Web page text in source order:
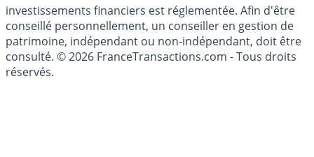
investissements financiers est réglementée. Afin d'être
conseillé personnellement, un conseiller en gestion de
patrimoine, indépendant ou non-indépendant, doit être
consulté. © 2026 FranceTransactions.com - Tous droits
réservés.